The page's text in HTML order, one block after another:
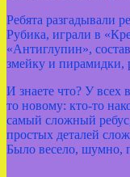
Ребята разгадывали
Рубика, играли в
«Антиглупин»,
змейку и пирамидки,
И знаете что? У
то новому: кто-то
самый сложный
простых деталей
Было весело, шумно,